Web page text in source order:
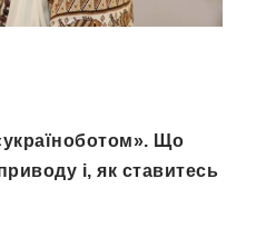
Що
і, як ставитесь